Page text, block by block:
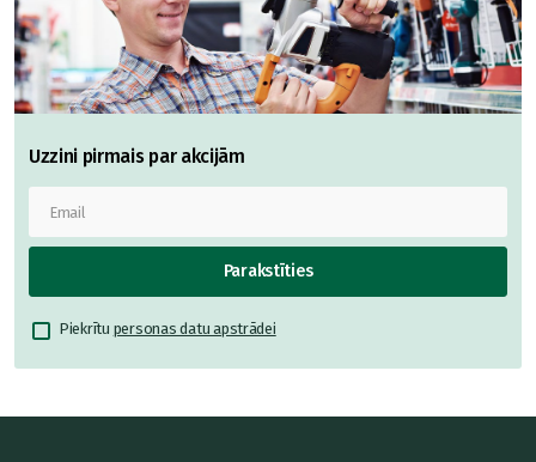
Uzzini pirmais par akcijām
Parakstīties
Piekrītu personas datu apstrādei